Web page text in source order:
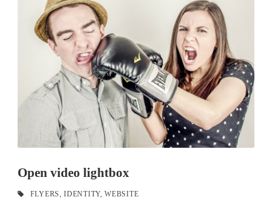
Open video lightbox
FLYERS, IDENTITY, WEBSITE